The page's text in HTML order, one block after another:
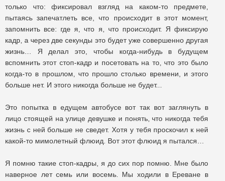
только что: фиксировал взгляд на каком-то предмете,
пытаясь запечатлеть все, что происходит в этот момент,
запомнить все: где я, что я, что происходит. Я фиксирую
кадр, а через две секунды это будет уже совершенно другая
жизнь… Я делал это, чтобы когда-нибудь в будущем
вспомнить этот стоп-кадр и посетовать на то, что это было
когда-то в прошлом, что прошло столько времени, и этого
больше нет. И этого никогда больше не будет...
Это попытка в едущем автобусе вот так вот заглянуть в
лицо стоящей на улице девушке и понять, что никогда тебя
жизнь с ней больше не сведет. Хотя у тебя проскочил к ней
какой-то мимолетный флюид. Вот этот флюид я пытался…
Я помню такие стоп-кадры, я до сих пор помню. Мне было
наверное лет семь или восемь. Мы ходили в Ереване в